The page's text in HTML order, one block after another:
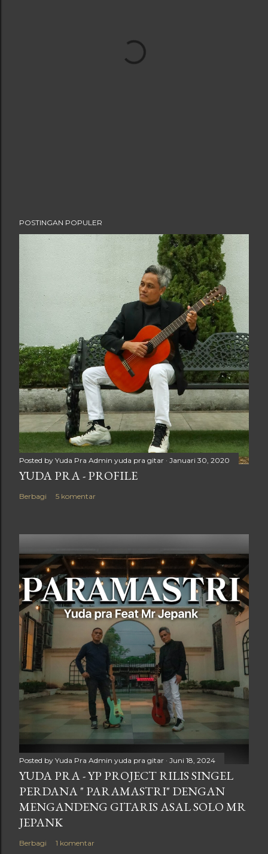
POSTINGAN POPULER
Posted by Yuda Pra Admin yuda pra gitar Januari 30, 2020
YUDA PRA - PROFILE
Berbagi 5 komentar
Posted by Yuda Pra Admin yuda pra gitar Juni 18, 2024
YUDA PRA - YP PROJECT RILIS SINGEL
PERDANA " PARAMASTRI" DENGAN
MENGANDENG GITARIS ASAL SOLO MR
JEPANK
Berbagi 1 komentar